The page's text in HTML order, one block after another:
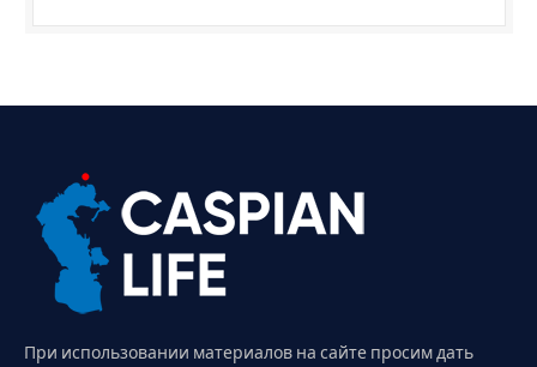
При использовании материалов на сайте просим дать